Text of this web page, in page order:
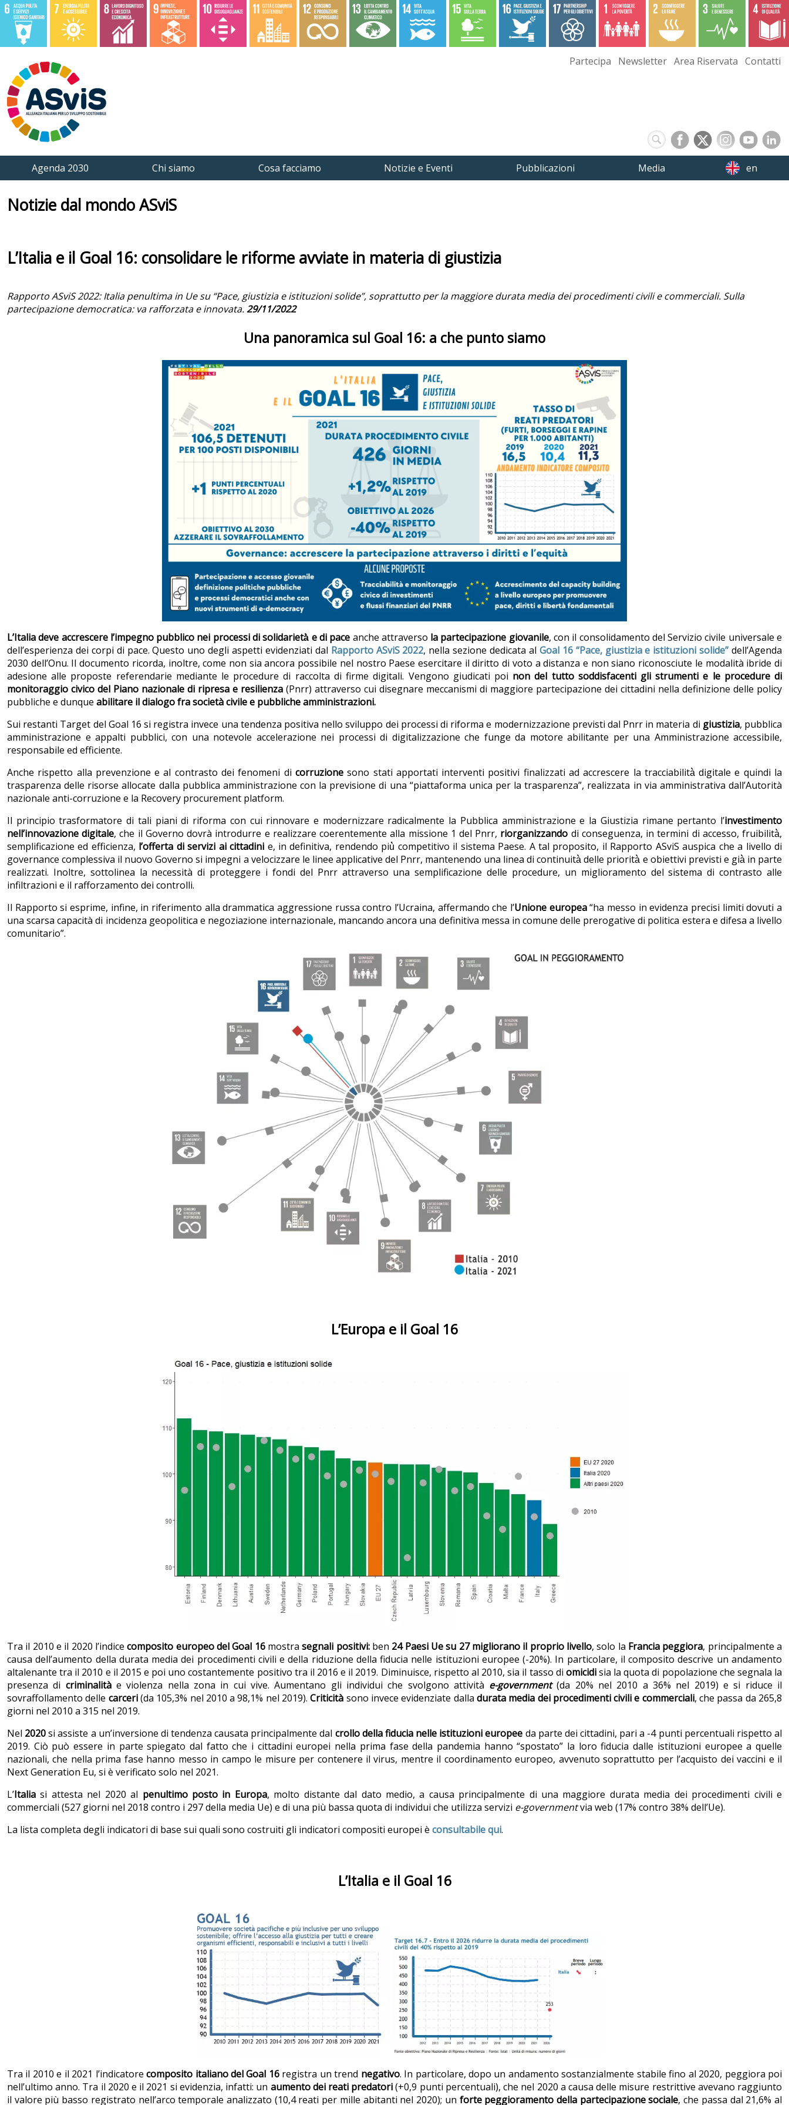
Partecipa Newsletter Area Riservata Contatti
Agenda 2030 Chi siamo Cosa facciamo Notizie e Eventi Pubblicazioni Media en
Notizie dal mondo ASviS
L’Italia e il Goal 16: consolidare le riforme avviate in materia di giustizia
Rapporto ASviS 2022: Italia penultima in Ue su “Pace, giustizia e istituzioni solide”, soprattutto per la maggiore durata media dei procedimenti civili e commerciali. Sulla
partecipazione democratica: va rafforzata e innovata.29/11/2022
Una panoramica sul Goal 16: a che punto siamo
L’Italia deve accrescere l’impegno pubblico nei processi di solidarietà̀ e di pace anche attraverso la partecipazione giovanile, con il consolidamento del Servizio civile universale e
dell’esperienza dei corpi di pace. Questo uno degli aspetti evidenziati dal Rapporto ASviS 2022, nella sezione dedicata al Goal 16 “Pace, giustizia e istituzioni solide” dell’Agenda
2030 dell’Onu. Il documento ricorda, inoltre, come non sia ancora possibile nel nostro Paese esercitare il diritto di voto a distanza e non siano riconosciute le modalità ibride di
adesione alle proposte referendarie mediante le procedure di raccolta di firme digitali. Vengono giudicati poi non del tutto soddisfacenti gli strumenti e le procedure di
monitoraggio civico del Piano nazionale di ripresa e resilienza (Pnrr) attraverso cui disegnare meccanismi di maggiore partecipazione dei cittadini nella definizione delle policy
pubbliche e dunque abilitare il dialogo fra società civile e pubbliche amministrazioni.
Sui restanti Target del Goal 16 si registra invece una tendenza positiva nello sviluppo dei processi di riforma e modernizzazione previsti dal Pnrr in materia di giustizia, pubblica
amministrazione e appalti pubblici, con una notevole accelerazione nei processi di digitalizzazione che funge da motore abilitante per una Amministrazione accessibile,
responsabile ed efficiente.
Anche rispetto alla prevenzione e al contrasto dei fenomeni di corruzionesono stati apportati interventi positivi finalizzati ad accrescere la tracciabilità̀ digitale e quindi la
trasparenza delle risorse allocate dalla pubblica amministrazione con la previsione di una “piattaforma unica per la trasparenza”, realizzata in via amministrativa dall’Autorità
nazionale anti-corruzione e la Recovery procurement platform.
Il principio trasformatore di tali piani di riforma con cui rinnovare e modernizzare radicalmente la Pubblica amministrazione e la Giustizia rimane pertanto l’investimento
nell’innovazione digitale, che il Governo dovrà introdurre e realizzare coerentemente alla missione 1 del Pnrr, riorganizzando di conseguenza, in termini di accesso, fruibilità̀,
semplificazione ed efficienza, l’offerta di servizi ai cittadini e, in definitiva, rendendo più̀ competitivo il sistema Paese. A tal proposito, il Rapporto ASviS auspica che a livello di
governance complessiva il nuovo Governo si impegni a velocizzare le linee applicative del Pnrr, mantenendo una linea di continuità̀ delle priorità̀ e obiettivi previsti e già̀ in parte
realizzati. Inoltre, sottolinea la necessità di proteggere i fondi del Pnrr attraverso una semplificazione delle procedure, un miglioramento del sistema di contrasto alle
infiltrazioni e il rafforzamento dei controlli.
Il Rapporto si esprime, infine, in riferimento alla drammatica aggressione russa contro l’Ucraina, affermando che l’Unione europea“ha messo in evidenza precisi limiti dovuti a
una scarsa capacità di incidenza geopolitica e negoziazione internazionale, mancando ancora una definitiva messa in comune delle prerogative di politica estera e difesa a livello
comunitario”.
L’Europa e il Goal 16
Tra il 2010 e il 2020 l’indicecomposito europeo del Goal 16mostrasegnali positivi: ben 24 Paesi Ue su 27 migliorano il proprio livello, solo la Francia peggiora, principalmente a
causa dell’aumento della durata media dei procedimenti civili e della riduzione della fiducia nelle istituzioni europee (-20%). In particolare, il composito descrive un andamento
altalenante tra il 2010 e il 2015 e poi uno costantemente positivo tra il 2016 e il 2019. Diminuisce, rispetto al 2010, sia il tasso di omicidisia la quota di popolazione che segnala la
presenza di criminalitàe violenza nella zona in cui vive. Aumentano gli individui che svolgono attività e-government(da 20% nel 2010 a 36% nel 2019) e si riduce il
sovraffollamento delle carceri(da 105,3% nel 2010 a 98,1% nel 2019).Criticità sono invece evidenziate dalla durata media dei procedimenti civili e commerciali, che passa da 265,8
giorni nel 2010 a 315 nel 2019.
Nel 2020si assiste a un’inversione di tendenza causata principalmente dal crollo della fiducia nelle istituzioni europee da parte dei cittadini, pari a -4 punti percentuali rispetto al
2019. Ciò può essere in parte spiegato dal fatto che i cittadini europei nella prima fase della pandemia hanno “spostato” la loro fiducia dalle istituzioni europee a quelle
nazionali, che nella prima fase hanno messo in campo le misure per contenere il virus, mentre il coordinamento europeo, avvenuto soprattutto per l’acquisto dei vaccini e il
Next Generation Eu, si è verificato solo nel 2021.
L’Italia si attesta nel 2020 al penultimo posto in Europa, molto distante dal dato medio, a causa principalmente di una maggiore durata media dei procedimenti civili e
commerciali (527 giorni nel 2018 contro i 297 della media Ue) e di una più bassa quota di individui che utilizza servizi e-governmentvia web (17% contro 38% dell’Ue).
La lista completa degli indicatori di base sui quali sono costruiti gli indicatori compositi europei è consultabile qui.
L’Italia e il Goal 16
Tra il 2010 e il 2021 l’indicatorecomposito italiano del Goal 16registra un trend negativo. In particolare, dopo un andamento sostanzialmente stabile fino al 2020, peggiora poi
nell’ultimo anno. Tra il 2020 e il 2021 si evidenzia, infatti: un aumento dei reati predatori(+0,9 punti percentuali), che nel 2020 a causa delle misure restrittive avevano raggiunto
il valore più basso registrato nell’arco temporale analizzato (10,4 reati per mille abitanti nel 2020); un forte peggioramento della partecipazione sociale, che passa dal 21,6% al